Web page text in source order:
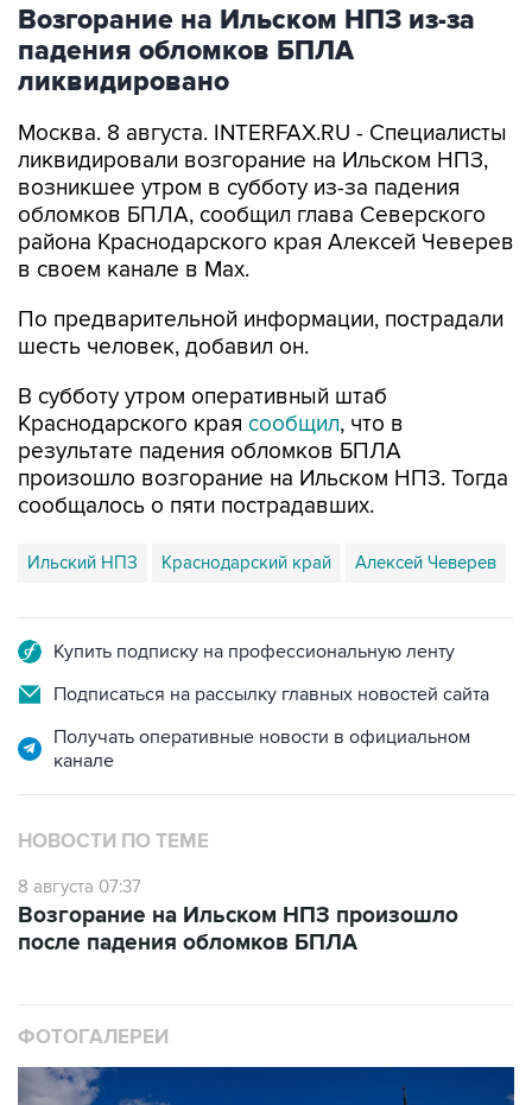
ликвидировано
Москва. 8 августа. INTERFAX.RU - Специалисты
возникшее утром в субботу из-за падения
обломков БПЛА, сообщил глава Северского
района Краснодарского края Алексей Чеверев
в своем канале в Max.
По предварительной информации, пострадали
В субботу утром оперативный штаб
результате падения обломков БПЛА
произошло возгорание на Ильском НПЗ. Тогда
сообщалось о пяти пострадавших.
Ильский НПЗ Краснодарский край Алексей Чеверев
Подписаться на рассылку главных новостей сайта
Получать оперативные новости в официальном
НОВОСТИ ПО ТЕМЕ
8 августа 07:37
после падения обломков БПЛА